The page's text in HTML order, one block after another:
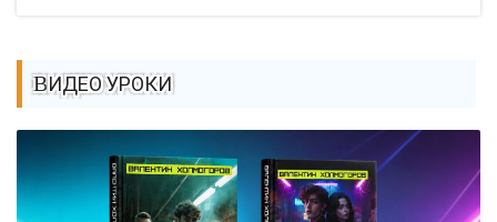
ВИДЕО УРОКИ